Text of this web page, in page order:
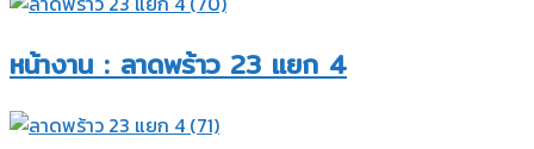
หน้างาน : ลาดพร้าว 23 แยก 4​